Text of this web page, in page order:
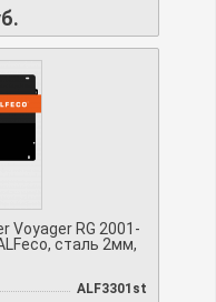
Voyager RG 2001-
сталь 2мм,
ALF3301st